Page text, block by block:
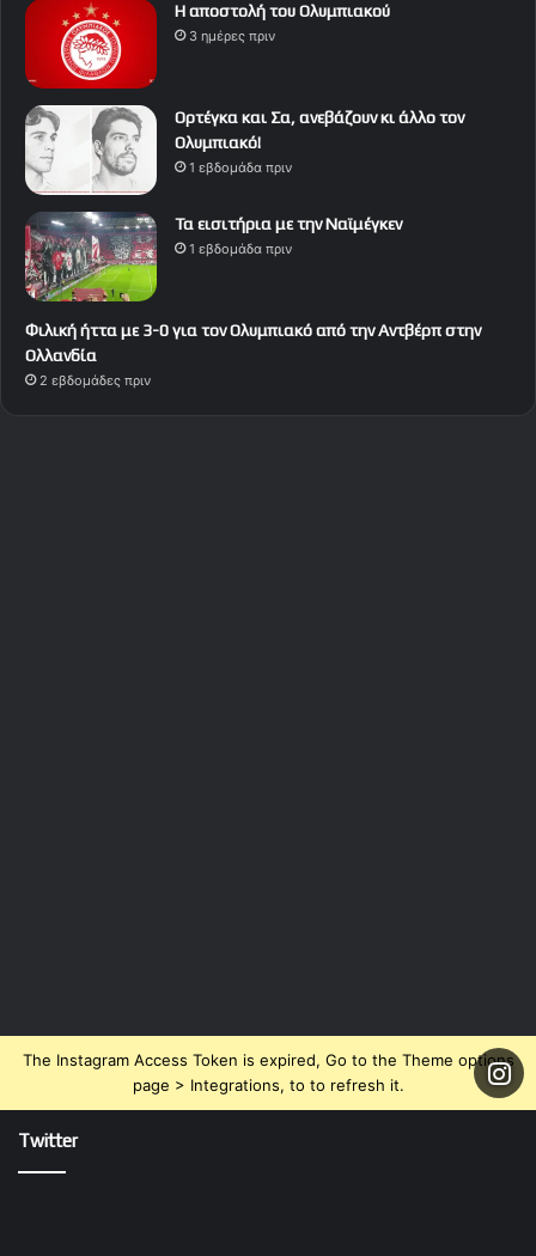
Η αποστολή του Ολυμπιακού
3 ημέρες πριν
Ορτέγκα και Σα, ανεβάζουν κι άλλο τον
Ολυμπιακό!
1 εβδομάδα πριν
Τα εισιτήρια με την Ναϊμέγκεν
1 εβδομάδα πριν
Φιλική ήττα με 3-0 για τον Ολυμπιακό από την Αντβέρπ στην
Ολλανδία
2 εβδομάδες πριν
The Instagram Access Token is expired, Go to the Theme options
page > Integrations, to to refresh it.
Twitter